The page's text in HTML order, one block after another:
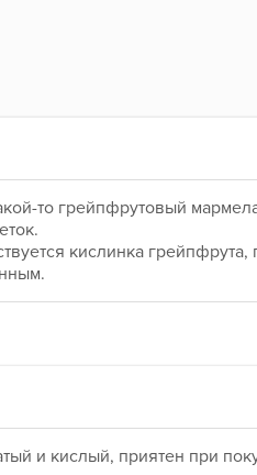
то грейпфрутовый
кислинка
и кислый, приятен при